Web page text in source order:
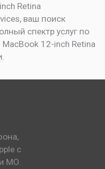
Retina
ваш поиск
спектр услуг по
12-inch Retina
с
МО.